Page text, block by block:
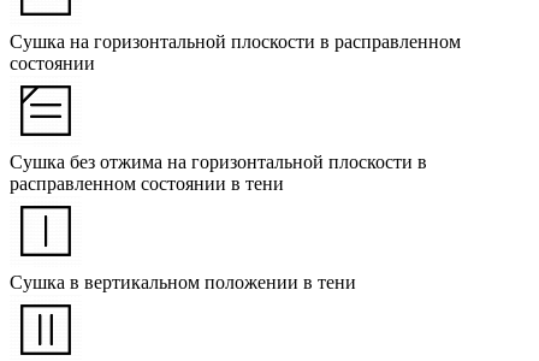
Сушка на горизонтальной плоскости в расправленном
состоянии
Сушка без отжима на горизонтальной плоскости в
расправленном состоянии в тени
Сушка в вертикальном положении в тени